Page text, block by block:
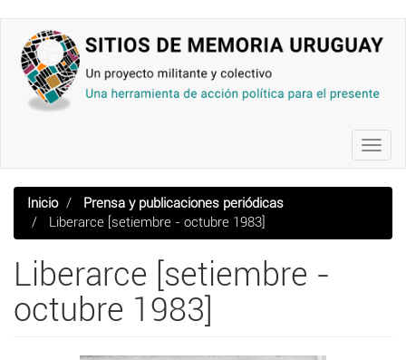
contenido
principal
Inicio
Prensa y publicaciones periódicas
Liberarce [setiembre - octubre 1983]
Liberarce [setiembre -
octubre 1983]